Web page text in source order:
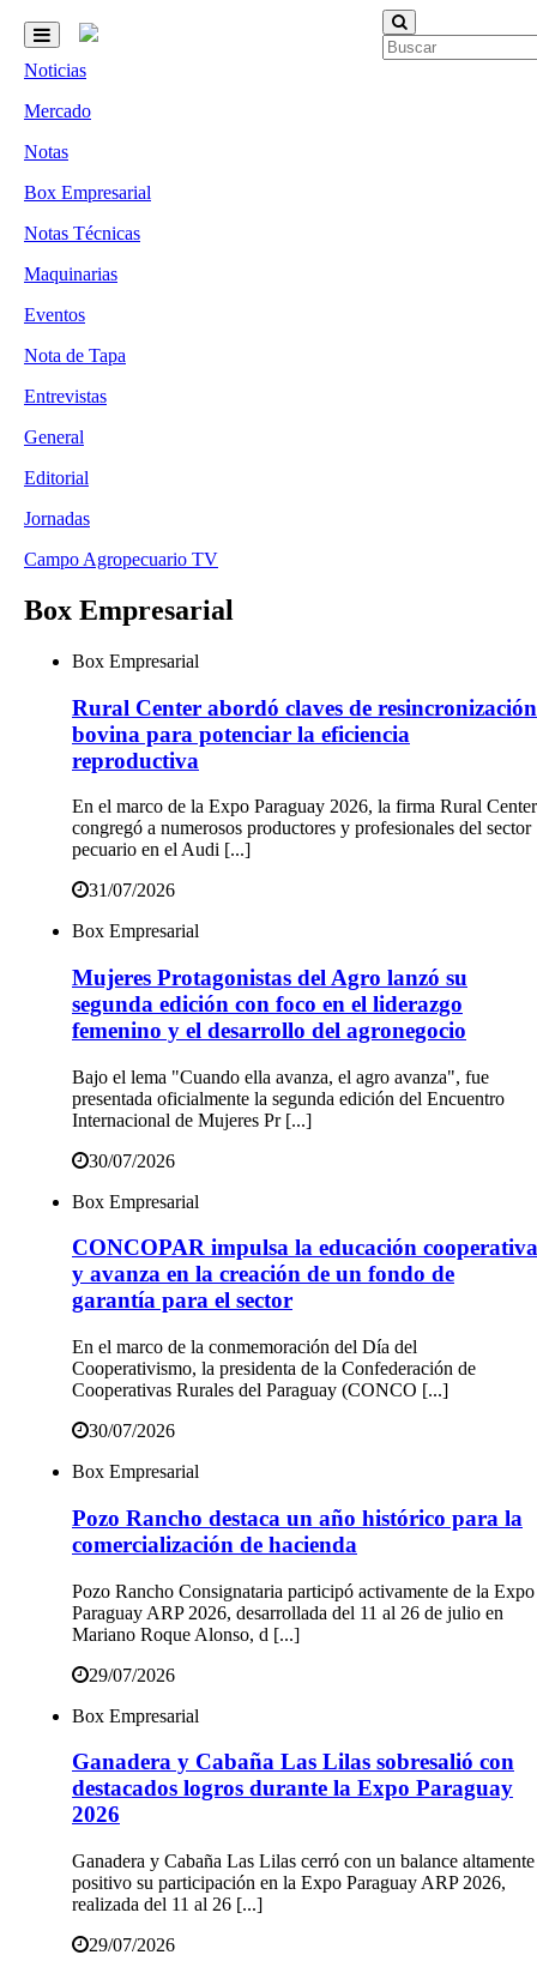
Noticias
Mercado
Notas
Box Empresarial
Notas Técnicas
Maquinarias
Eventos
Nota de Tapa
Entrevistas
General
Editorial
Jornadas
Campo Agropecuario TV
Box Empresarial
Box Empresarial
Rural Center abordó claves de resincronización
bovina para potenciar la eficiencia
reproductiva
En el marco de la Expo Paraguay 2026, la firma Rural Center
congregó a numerosos productores y profesionales del sector
pecuario en el Audi [...]
31/07/2026
Box Empresarial
Mujeres Protagonistas del Agro lanzó su
segunda edición con foco en el liderazgo
femenino y el desarrollo del agronegocio
Bajo el lema "Cuando ella avanza, el agro avanza", fue
presentada oficialmente la segunda edición del Encuentro
Internacional de Mujeres Pr [...]
30/07/2026
Box Empresarial
CONCOPAR impulsa la educación cooperativa
y avanza en la creación de un fondo de
garantía para el sector
En el marco de la conmemoración del Día del
Cooperativismo, la presidenta de la Confederación de
Cooperativas Rurales del Paraguay (CONCO [...]
30/07/2026
Box Empresarial
Pozo Rancho destaca un año histórico para la
comercialización de hacienda
Pozo Rancho Consignataria participó activamente de la Expo
Paraguay ARP 2026, desarrollada del 11 al 26 de julio en
Mariano Roque Alonso, d [...]
29/07/2026
Box Empresarial
Ganadera y Cabaña Las Lilas sobresalió con
destacados logros durante la Expo Paraguay
2026
Ganadera y Cabaña Las Lilas cerró con un balance altamente
positivo su participación en la Expo Paraguay ARP 2026,
realizada del 11 al 26 [...]
29/07/2026